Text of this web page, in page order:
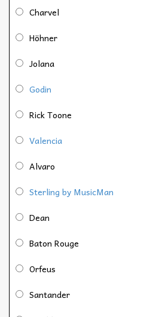
Charvel
Höhner
Jolana
Godin
Rick Toone
Valencia
Alvaro
Sterling by MusicMan
Dean
Baton Rouge
Orfeus
Santander